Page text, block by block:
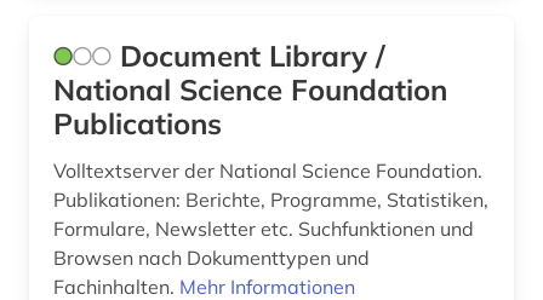
Document Library /
National Science Foundation
Publications
Volltextserver der National Science Foundation.
Publikationen: Berichte, Programme, Statistiken,
Formulare, Newsletter etc. Suchfunktionen und
Browsen nach Dokumenttypen und
Fachinhalten. Mehr Informationen